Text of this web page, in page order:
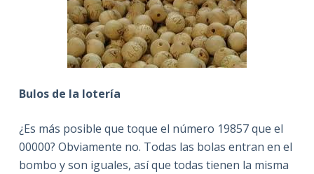
Bulos de la lotería
¿Es más posible que toque el número 19857 que el
00000? Obviamente no. Todas las bolas entran en el
bombo y son iguales, así que todas tienen la misma